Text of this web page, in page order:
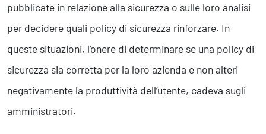
Efficientamento Aziendale
Project Management
Risk Management
Sistemi di Gestione
Safety
pubblicate in relazione alla sicurezza o sulle loro analisi
per decidere quali policy di sicurezza rinforzare. In
queste situazioni, l’onere di determinare se una policy di
sicurezza sia corretta per la loro azienda e non alteri
negativamente la produttività dell’utente, cadeva sugli
amministratori.